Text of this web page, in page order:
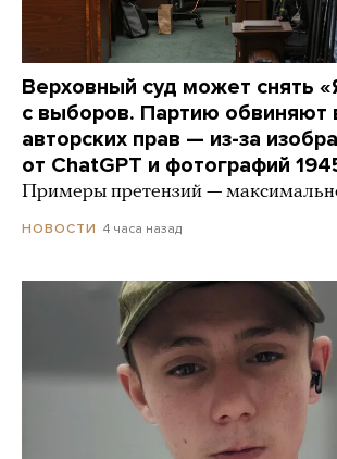
Верховный суд может снять
с выборов. Партию обвиняют
авторских прав — из-за
от ChatGPT и фотографий
Примеры претензий —
НОВОСТИ 4 часа назад